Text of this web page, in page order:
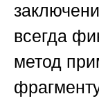
всегда
метод